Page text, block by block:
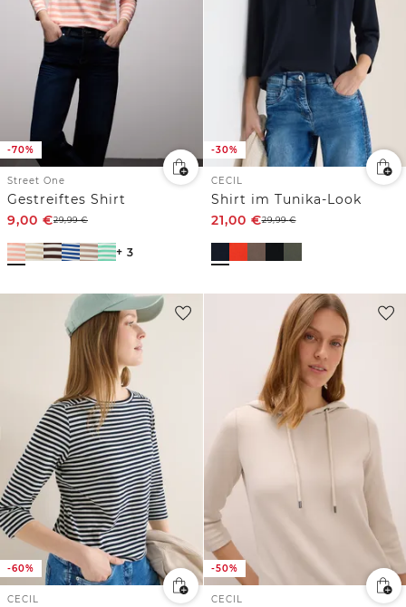
-70%
Street One
Gestreiftes Shirt
9,00 €29,99€
+ 3
-30%
CECIL
Shirt im Tunika-Look
21,00 €29,99€
-60%
CECIL
-50%
CECIL